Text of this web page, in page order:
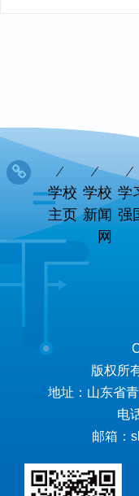
学校
主页
学校
新闻
网
学
强
版权所
地址：山东省
电
邮箱：